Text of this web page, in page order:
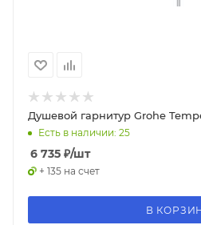
Душевой гарнитур Grohe
Есть в наличии: 25
6 735 ₽/шт
+ 135 на счет
В